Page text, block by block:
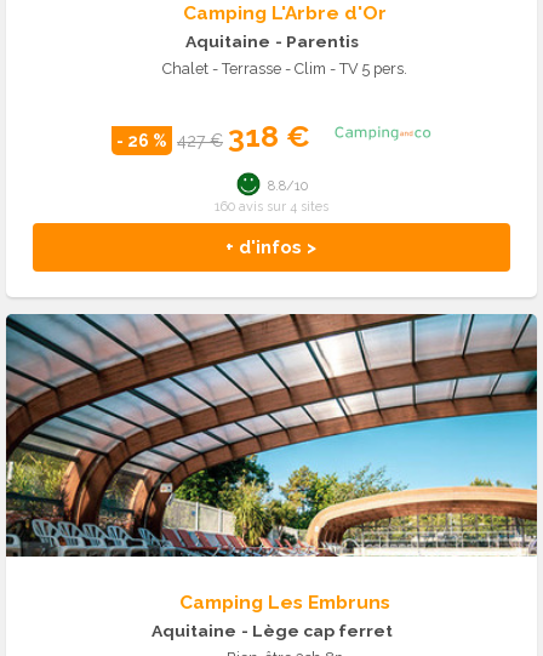
Camping L'Arbre d'Or
Aquitaine - Parentis
Chalet - Terrasse - Clim - TV 5 pers.
- 26 % 427 € 318 €
+ d'infos >
8.8/10
160 avis sur 4 sites
Camping Les Embruns
Aquitaine - Lège cap ferret